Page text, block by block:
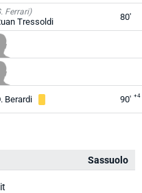
Ferrari)
Tressoldi 80'
Berardi 90' +4
Sassuolo